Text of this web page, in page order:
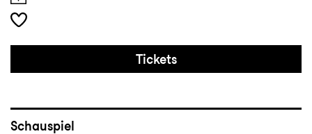
Tickets
Schauspiel